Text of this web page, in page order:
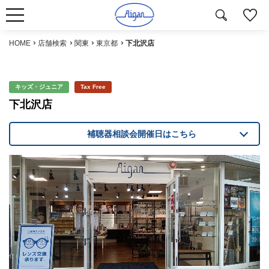
HOME 店舗検索 関東 東京都 下北沢店
キッズ・ジュニア Tax Free
下北沢店
補聴器相談会開催日はこちら